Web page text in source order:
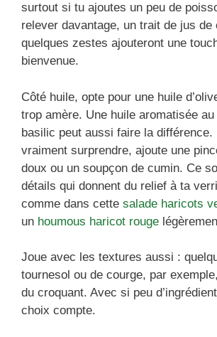
surtout si tu ajoutes un peu de
relever davantage, un trait de jus de
quelques zestes ajouteront une
bienvenue.
Côté huile, opte pour une huile
trop amère. Une huile aromatisée
basilic peut aussi faire la différence.
vraiment surprendre, ajoute une
doux ou un soupçon de cumin. Ce
détails qui donnent du relief à ta
comme dans cette salade haricots
un houmous haricot rouge
Joue avec les textures aussi :
tournesol ou de courge, par
du croquant. Avec si peu
choix compte.